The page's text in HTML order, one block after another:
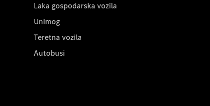
Laka gospodarska vozila
Unimog
Teretna vozila
Autobusi